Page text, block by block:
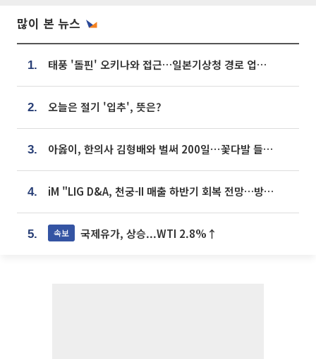
많이 본 뉴스
1. 태풍 '돌핀' 오키나와 접근…일본기상청 경로 업데이트
2. 오늘은 절기 '입추', 뜻은?
3. 아옳이, 한의사 김형배와 벌써 200일⋯꽃다발 들고 "프러포즈 아냐"
4. iM "LIG D&A, 천궁-II 매출 하반기 회복 전망…방산 톱픽 유지"
5. 속보 국제유가, 상승...WTI 2.8%↑